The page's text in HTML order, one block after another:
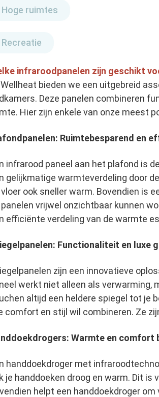
Hoge ruimtes
Recreatie
infraroodpanelen zijn geschikt
Wellheat bieden we een uitgebreid
Deze panelen combineren
Hier zijn enkele van onze meest
Ruimtebesparend en
infrarood paneel aan het plafond is
gelijkmatige warmteverdeling door
vloer ook sneller warm. Bovendien is
panelen vrijwel onzichtbaar kunnen
efficiënte verdeling van de warmte
Functionaliteit en luxe
zijn een innovatieve
werkt niet alleen als verwarming,
altijd een heldere spiegel tot je
comfort en stijl wil combineren. Ze
Warmte en comfort
handdoekdroger met
je handdoeken droog en warm. Dit
helpt een handdoekdroger